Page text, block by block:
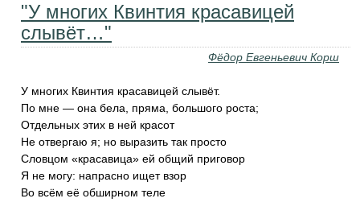
"У многих Квинтия красавицей
слывёт…"
Фёдор Евгеньевич Корш
У многих Квинтия красавицей слывёт.
По мне — она бела, пряма, большого роста;
Отдельных этих в ней красот
Не отвергаю я; но выразить так просто
Словцом «красавица» ей общий приговор
Я не могу: напрасно ищет взор
Во всём её обширном теле